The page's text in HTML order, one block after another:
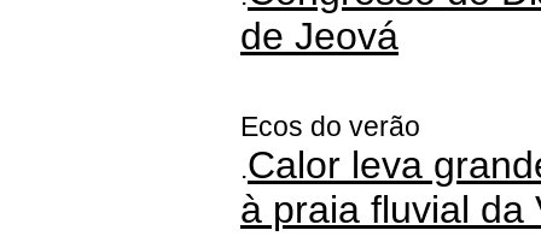
de Jeová
Ecos do verão
.Calor leva
à praia fluvial da